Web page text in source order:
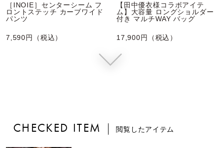
［INOIE］センターシーム フ
ロントステッチ カーブワイド
パンツ
7,590円（税込）
【田中優衣様コラボアイテ
ム】大容量 ロングショルダー
付き マルチWAY バッグ
17,900円（税込）
CHECKED ITEM 閲覧したアイテム